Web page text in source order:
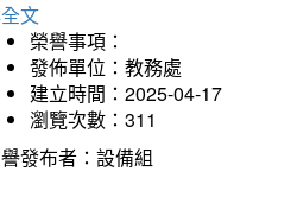
文
榮譽事項：
發佈單位：教務處
建立時間：2025-04-17
瀏覽次數：311
發布者：設備組